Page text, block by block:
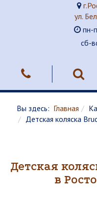
ул.
пн-
сб-
Вы здесь: Главная
Детская коляска
Детская
в